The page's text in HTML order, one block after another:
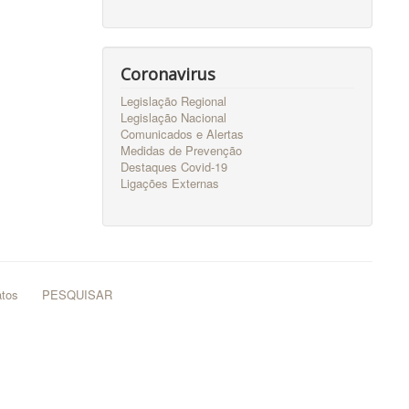
Coronavirus
Legislação Regional
Legislação Nacional
Comunicados e Alertas
Medidas de Prevenção
Destaques Covid-19
Ligações Externas
PESQUISAR